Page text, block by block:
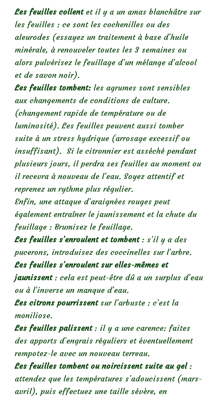
Les feuilles collentet il y a un amas blanchâtre sur
les feuilles : ce sont les cochenilles ou des
aleurodes (essayez un traitement à base d’huile
minérale, à renouveler toutes les 3 semaines ou
alors pulvérisez le feuillage d’un mélange d’alcool
et de savon noir).
Les feuilles tombent: les agrumes sont sensibles
aux changements de conditions de culture.
(changement rapide de température ou de
luminosité). Les feuilles peuvent aussi tomber
suite à un stress hydrique (arrosage excessif ou
insuffisant). Si le citronnier est asséché pendant
plusieurs jours, il perdra ses feuilles au moment ou
il recevra à nouveau de l’eau. Soyez attentif et
reprenez un rythme plus régulier.
Enfin, une attaque d’araignées rouges peut
également entraîner le jaunissement et la chute du
feuillage : Brumisez le feuillage.
Les feuilles s’enroulent et tombent: s’il y a des
pucerons, introduisez des coccinelles sur l’arbre.
Les feuilles s’enroulent sur elles-mêmes et
jaunissent: cela est peut-être dû a un surplus d’eau
ou à l’inverse un manque d’eau.
Les citrons pourrissentsur l’arbuste : c’est la
moniliose.
Les feuilles palissent: il y a une carence: faites
des apports d’engrais réguliers et éventuellement
rempotez-le avec un nouveau terreau.
Les feuilles tombent ou noircissent suite au gel:
attendez que les températures s’adoucissent (mars-
avril), puis effectuez une taille sévère, en